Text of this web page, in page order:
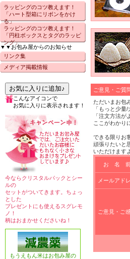
ラッピングのコツ教えます！
「ハート型箱にリボンをかけ
る」
ラッピングのコツ教えます！
「円柱ボックスとタグのラッピ
ング」
▼▼お包み屋からのお知らせ
リンク集
メディア掲載情報
お気に入りに追加♪
こんなアイコンで
お気に入りに表示されます！
今ならクリスタルパックとシー
ルの
セットがついてきます。ちょっ
とした
プレゼントにも使えるスグレモ
ノ！
柄はおまかせくださいね！
もうえもん米はお包み屋の
ご意見・ご質
ただいまお包
「もっと少
「注文方法
ここがわかり
できる限りお
頑張りたいと
いただけます
お 名
メールアド
ご意見・ご